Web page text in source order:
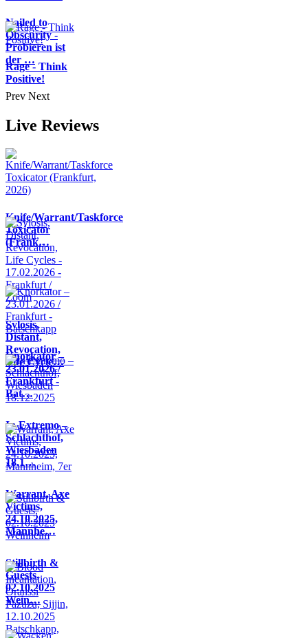
Nailed to
Obscurity -
Probieren ist
der …
Rage - Think
Positive!
Prev Next
Live Reviews
Knife/Warrant/Taskforce
Toxicator
(Frank…
Sylosis,
Distant,
Revocation,
Life Cycle…
Knorkator –
23.01.2026 /
Frankfurt -
Bat…
In Extremo –
Schlachthof,
Wiesbaden
18.1…
Warrant, Axe
Victims,
24.10.2025,
Mannhe…
Stillbirth &
Guests,
02.10.2025
Wein…